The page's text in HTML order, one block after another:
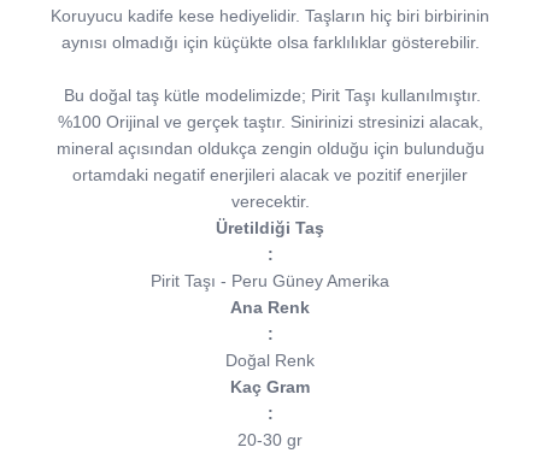
Koruyucu kadife kese hediyelidir. Taşların hiç biri birbirinin
aynısı olmadığı için küçükte olsa farklılıklar gösterebilir.
Bu doğal taş kütle modelimizde; Pirit Taşı kullanılmıştır.
%100 Orijinal ve gerçek taştır. Sinirinizi stresinizi alacak,
mineral açısından oldukça zengin olduğu için bulunduğu
ortamdaki negatif enerjileri alacak ve pozitif enerjiler
verecektir.
Üretildiği Taş
:
Pirit Taşı - Peru Güney Amerika
Ana Renk
:
Doğal Renk
Kaç Gram
:
20-30 gr